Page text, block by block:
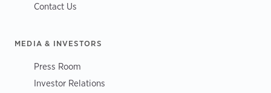
Contact Us
MEDIA & INVESTORS
Press Room
Investor Relations